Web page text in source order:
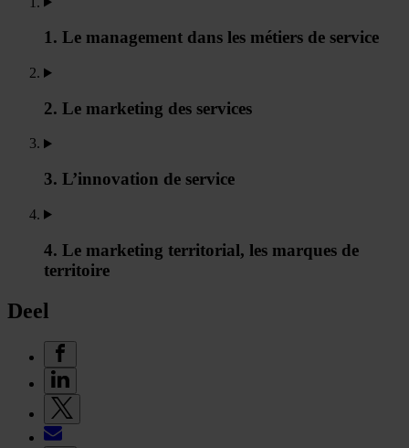
1. Le management dans les métiers de service
2. Le marketing des services
3. L’innovation de service
4. Le marketing territorial, les marques de
territoire
Deel